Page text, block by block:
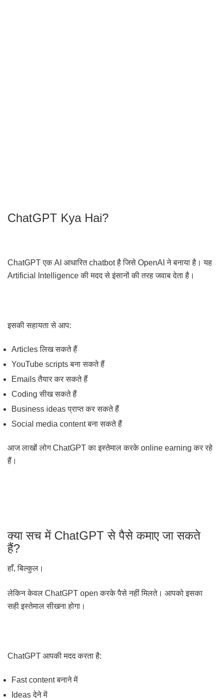
ChatGPT Kya Hai?
ChatGPT एक AI आधारित chatbot है जिसे OpenAI ने बनाया है। यह
Artificial Intelligence की मदद से इंसानों की तरह जवाब देता है।
इसकी सहायता से आप:
Articles लिख सकते हैं
YouTube scripts बना सकते हैं
Emails तैयार कर सकते हैं
Coding सीख सकते हैं
Business ideas प्राप्त कर सकते हैं
Social media content बना सकते हैं
आज लाखों लोग ChatGPT का इस्तेमाल करके online earning कर रहे
हैं।
क्या सच में ChatGPT से पैसे कमाए जा सकते
हैं?
हाँ, बिल्कुल।
लेकिन केवल ChatGPT open करके पैसे नहीं मिलते। आपको इसका
सही इस्तेमाल सीखना होगा।
ChatGPT आपकी मदद करता है:
Fast content बनाने में
Ideas देने में